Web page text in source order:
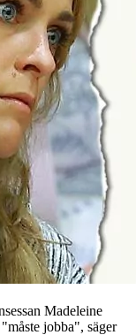
Madeleine
jobba", säger